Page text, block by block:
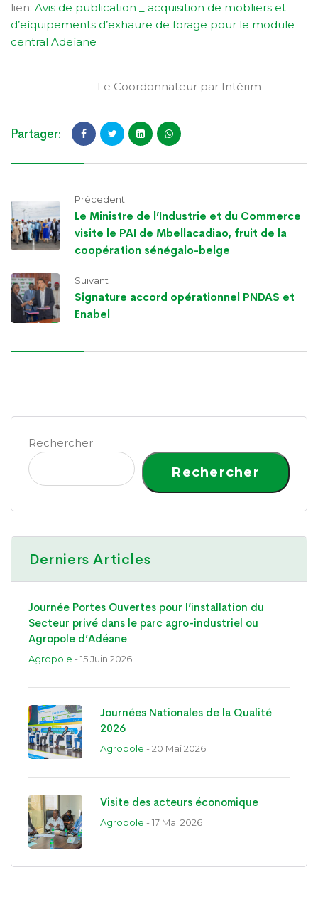
lien: Avis de publication _ acquisition de mobliers et
d’eìquipements d’exhaure de forage pour le module
central Adeìane
Le Coordonnateur par Intérim
Partager:
Précedent
Le Ministre de l’Industrie et du Commerce
visite le PAI de Mbellacadiao, fruit de la
coopération sénégalo-belge
Suivant
Signature accord opérationnel PNDAS et
Enabel
Rechercher
Rechercher
Derniers Articles
Journée Portes Ouvertes pour l’installation du
Secteur privé dans le parc agro-industriel ou
Agropole d’Adéane
Agropole - 15 Juin 2026
Journées Nationales de la Qualité
2026
Agropole - 20 Mai 2026
Visite des acteurs économique
Agropole - 17 Mai 2026